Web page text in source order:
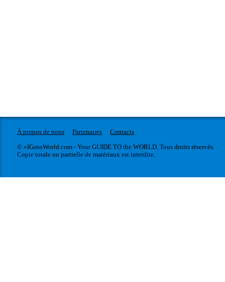
À propos de nous Partenaires
Contacts
© «IGotoWorld.com - Your GUIDE TO the WORLD. Tous droits réservés.
Copie totale ou partielle de matériaux est interdite.